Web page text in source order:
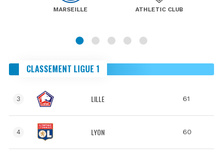
MARSEILLE ATHLETIC CLUB
CLASSEMENT LIGUE 1
3 LILLE 61
4 LYON 60